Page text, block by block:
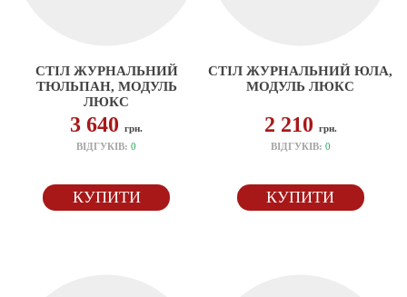
СТІЛ ЖУРНАЛЬНИЙ
ТЮЛЬПАН, МОДУЛЬ
ЛЮКС
3 640грн.
ВІДГУКІВ:0
КУПИТИ
СТІЛ ЖУРНАЛЬНИЙ ЮЛА,
МОДУЛЬ ЛЮКС
2 210 грн.
ВІДГУКІВ: 0
КУПИТИ